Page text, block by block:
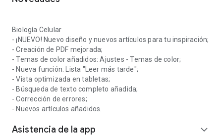
Biología Celular
- ¡NUEVO! Nuevo diseño y nuevos artículos para tu inspiración;
- Creación de PDF mejorada;
- Temas de color añadidos: Ajustes - Temas de color;
- Nueva función: Lista "Leer más tarde";
- Vista optimizada en tabletas;
- Búsqueda de texto completo añadida;
- Corrección de errores;
- Nuevos artículos añadidos.
Asistencia de la app expand_more